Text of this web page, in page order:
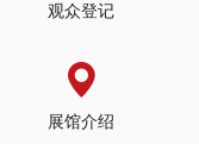
观众登记
展馆介绍